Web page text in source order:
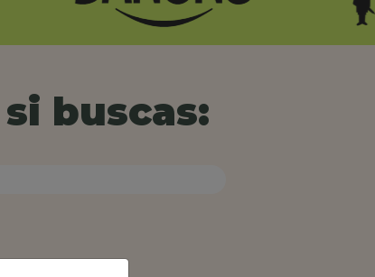
buscas: